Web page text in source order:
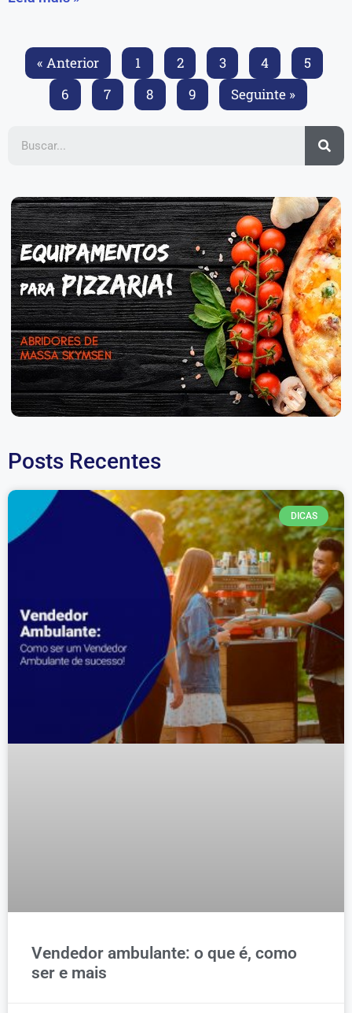
« Anterior 1 2 3 4
5
6
7 8 9 Seguinte »
Posts Recentes
DICAS
Vendedor ambulante: o que é, como
ser e mais